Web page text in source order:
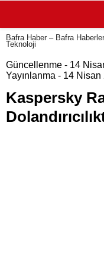
Bafra Haber – Bafra
Teknoloji
Güncellenme - 14
Yayınlanma - 14
Kaspersky